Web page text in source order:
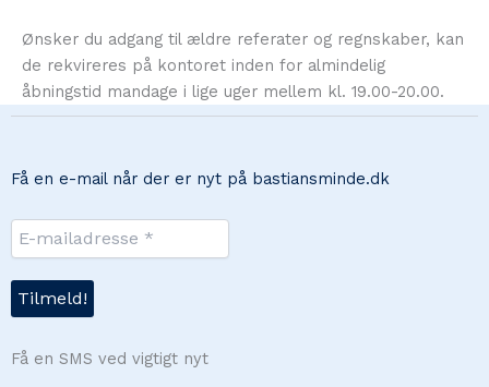
Ønsker du adgang til ældre referater og regnskaber, kan
de rekvireres på kontoret inden for almindelig
åbningstid mandage i lige uger mellem kl. 19.00-20.00.
Få en e-mail når der er nyt på bastiansminde.dk
Få en SMS ved vigtigt nyt